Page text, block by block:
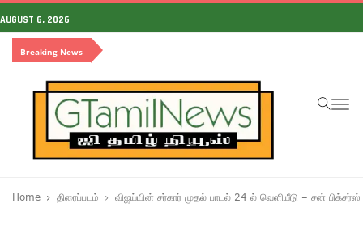
AUGUST 6, 2026
Breaking News
Home திரைப்படம் விஜய்யின் சர்கார் முதல் பாடல் 24 ல் வெளியீடு – சன் பிக்சர்ஸ்